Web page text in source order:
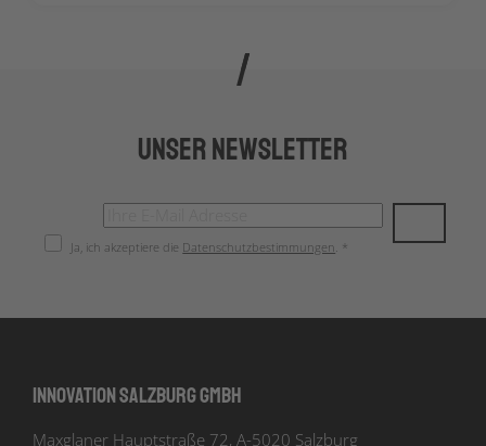
Unser Newsletter
Ja, ich akzeptiere die Datenschutzbestimmungen . *
Innovation Salzburg GmbH
Maxglaner Hauptstraße 72, A-5020 Salzburg